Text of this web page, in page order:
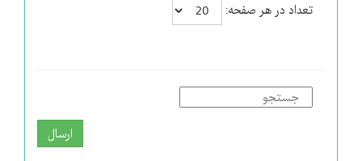
تعداد در هر صفحه:
ارسال